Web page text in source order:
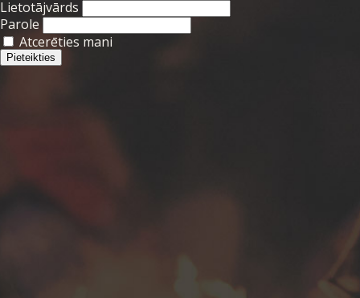
Lietotājvārds
Parole
Atcerēties mani